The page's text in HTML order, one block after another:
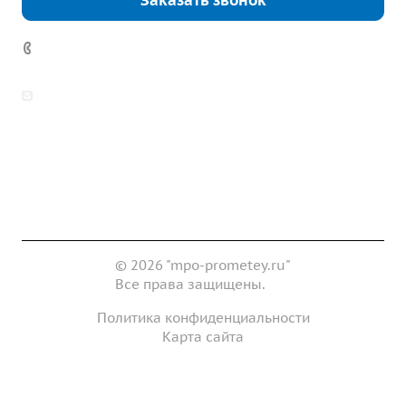
© 2026 "mpo-prometey.ru"
Все права защищены.
Политика конфиденциальности
Карта сайта